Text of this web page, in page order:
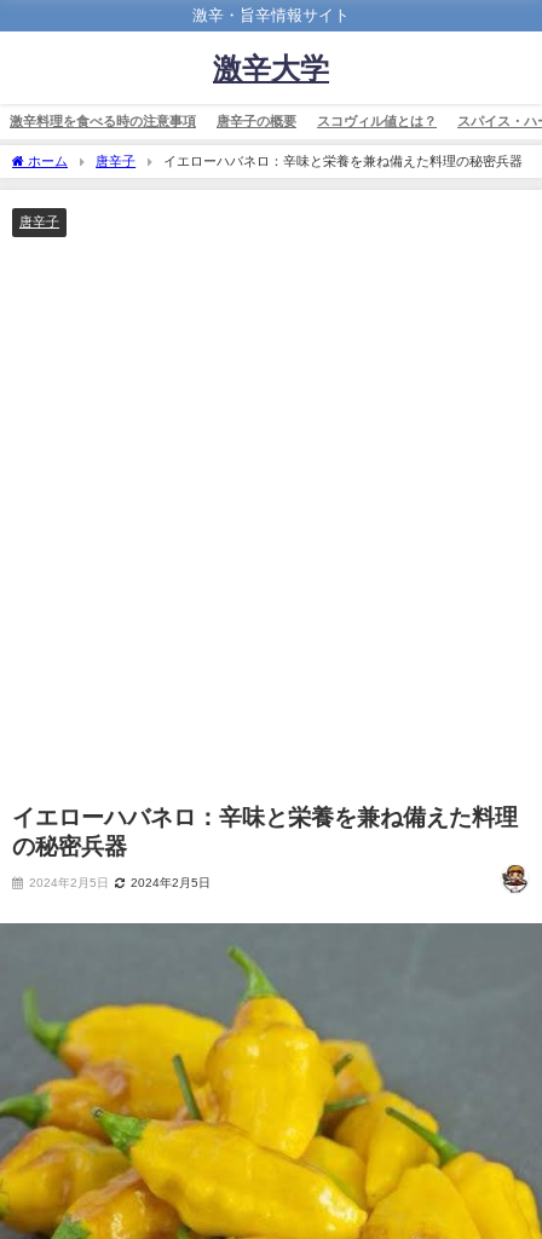
激辛・旨辛情報サイト
激辛大学
激辛料理を食べる時の注意事項 唐辛子の概要 スコヴィル値とは？ スパイス・ハ
ホーム 唐辛子 イエローハバネロ：辛味と栄養を兼ね備えた料理の秘密兵器
唐辛子
イエローハバネロ：辛味と栄養を兼ね備えた料理
の秘密兵器
2024年2月5日 2024年2月5日